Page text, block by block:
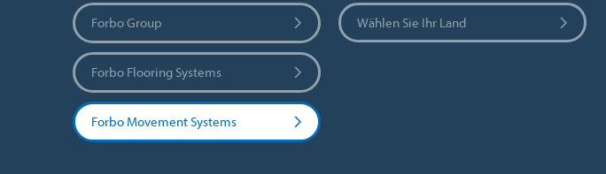
Forbo Group
Forbo Flooring Systems
Forbo Movement Systems
Wählen Sie Ihr Land